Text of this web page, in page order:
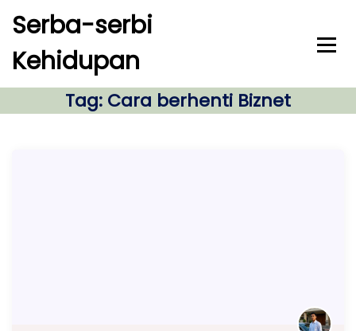
c
Serba-serbi
Kehidupan
Tag: Cara berhenti Biznet